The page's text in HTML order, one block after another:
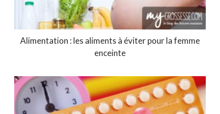
Alimentation : les aliments à éviter pour la femme
enceinte